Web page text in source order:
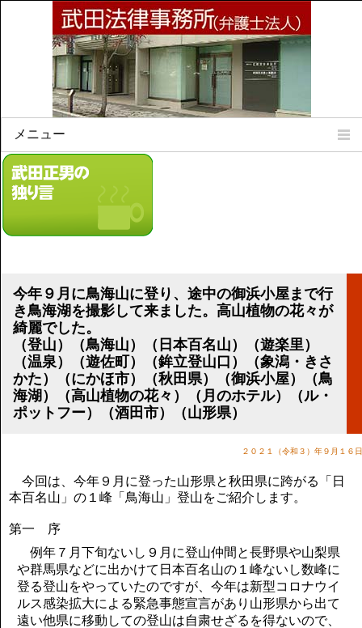
メニュー
Home
所属弁護士
法律相談案内
リンク集
顧問契約について
講演のご案内
気をつけたい法律のポイント
武田正男の独り言
今年９月に鳥海山に登り、途中の御浜小屋まで行
き鳥海湖を撮影して来ました。高山植物の花々が
綺麗でした。
（登山）（鳥海山）（日本百名山）（遊楽里）
（温泉）（遊佐町）（鉾立登山口）（象潟・きさ
かた）（にかほ市）（秋田県）（御浜小屋）（鳥
海湖）（高山植物の花々）（月のホテル）（ル・
ポットフー）（酒田市）（山形県）
２０２１（令和３）年９月１６日
今回は、今年９月に登った山形県と秋田県に跨がる「日
本百名山」の１峰「鳥海山」登山をご紹介します。
第一 序
例年７月下旬ないし９月に登山仲間と長野県や山梨県
や群馬県などに出かけて日本百名山の１峰ないし数峰に
登る登山をやっていたのですが、今年は新型コロナウイ
ルス感染拡大による緊急事態宣言があり山形県から出て
遠い他県に移動しての登山は自粛せざるを得ないので、